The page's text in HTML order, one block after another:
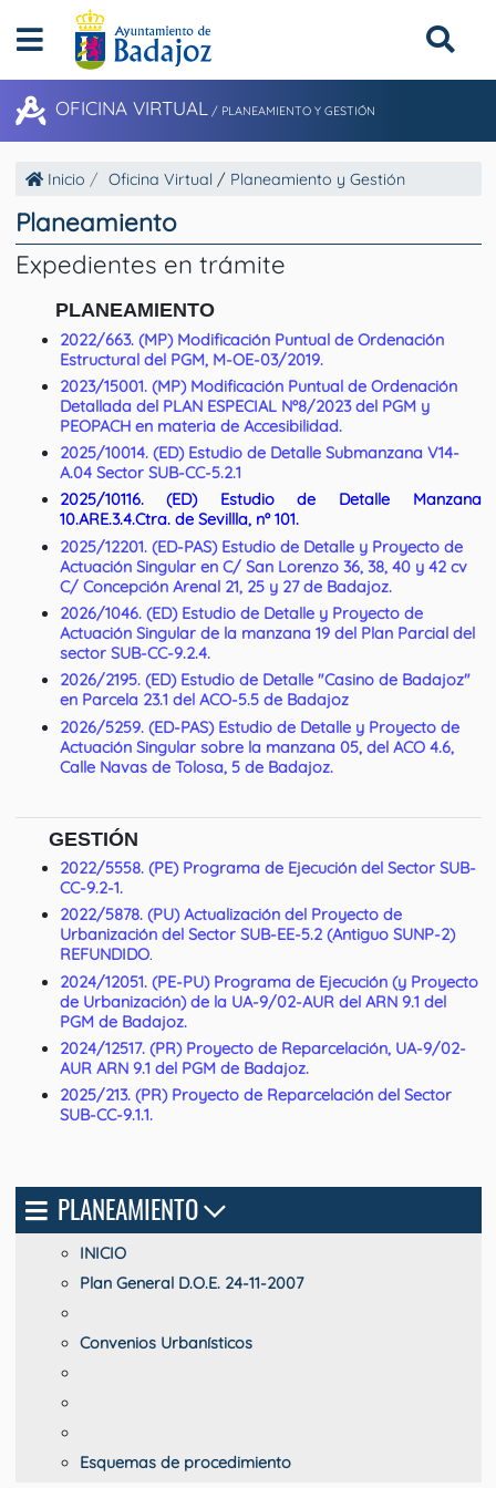
OFICINA VIRTUAL / PLANEAMIENTO Y GESTIÓN
Inicio Oficina Virtual / Planeamiento y Gestión
Planeamiento
Expedientes en trámite
PLANEAMIENTO
2022/663. (MP) Modificación Puntual de Ordenación
Estructural del PGM, M-OE-03/2019.
2023/15001. (MP) Modificación Puntual de Ordenación
Detallada del PLAN ESPECIAL Nº8/2023 del PGM y
PEOPACH en materia de Accesibilidad.
2025/10014. (ED) Estudio de Detalle Submanzana V14-
A.04 Sector SUB-CC-5.2.1
2025/10116. (ED) Estudio de Detalle Manzana
10.ARE.3.4.Ctra. de Sevillla, nº 101.
2025/12201. (ED-PAS) Estudio de Detalle y Proyecto de
Actuación Singular en C/ San Lorenzo 36, 38, 40 y 42 cv
C/ Concepción Arenal 21, 25 y 27 de Badajoz.
2026/1046. (ED) Estudio de Detalle y Proyecto de
Actuación Singular de la manzana 19 del Plan Parcial del
sector SUB-CC-9.2.4.
2026/2195. (ED) Estudio de Detalle "Casino de Badajoz"
en Parcela 23.1 del ACO-5.5 de Badajoz
2026/5259. (ED-PAS) Estudio de Detalle y Proyecto de
Actuación Singular sobre la manzana 05, del ACO 4.6,
Calle Navas de Tolosa, 5 de Badajoz.
GESTIÓN
2022/5558. (PE) Programa de Ejecución del Sector SUB-
CC-9.2-1.
2022/5878. (PU) Actualización del Proyecto de
Urbanización del Sector SUB-EE-5.2 (Antiguo SUNP-2)
REFUNDIDO.
2024/12051. (PE-PU) Programa de Ejecución (y Proyecto
de Urbanización) de la UA-9/02-AUR del ARN 9.1 del
PGM de Badajoz.
2024/12517. (PR) Proyecto de Reparcelación, UA-9/02-
AUR ARN 9.1 del PGM de Badajoz.
2025/213. (PR) Proyecto de Reparcelación del Sector
SUB-CC-9.1.1.
PLANEAMIENTO
INICIO
Plan General D.O.E. 24-11-2007
Convenios Urbanísticos
Esquemas de procedimiento